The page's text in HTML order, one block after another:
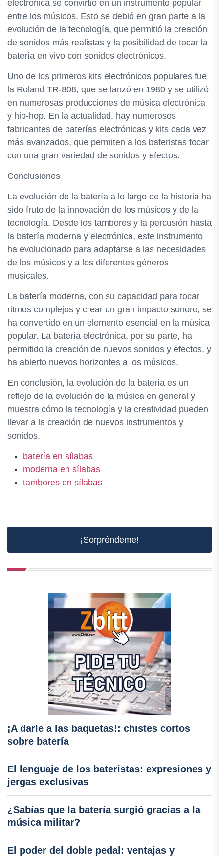
electrónica se convirtió en un instrumento popular
entre los músicos. Esto se debió en gran parte a la
evolución de la tecnología, que permitió la creación
de sonidos más realistas y la posibilidad de tocar la
batería en vivo con sonidos electrónicos.
Uno de los primeros kits electrónicos populares fue
la Roland TR-808, que se lanzó en 1980 y se utilizó
en numerosas producciones de música electrónica
y hip-hop. En la actualidad, hay numerosos
fabricantes de baterías electrónicas y kits cada vez
más avanzados, que permiten a los bateristas tocar
con una gran variedad de sonidos y efectos.
Conclusiones
La evolución de la batería a lo largo de la historia ha
sido fruto de la innovación de los músicos y de la
tecnología. Desde los tambores y la percusión hasta
la batería moderna y electrónica, este instrumento
ha evolucionado para adaptarse a las necesidades
de los músicos y a los diferentes géneros
musicales.
La batería moderna, con su capacidad para tocar
ritmos complejos y crear un gran impacto sonoro, se
ha convertido en un elemento esencial en la música
popular. La batería electrónica, por su parte, ha
permitido la creación de nuevos sonidos y efectos, y
ha abierto nuevos horizontes a los músicos.
En conclusión, la evolución de la batería es un
reflejo de la evolución de la música en general y
muestra cómo la tecnología y la creatividad pueden
llevar a la creación de nuevos instrumentos y
sonidos.
batería en sílabas
moderna en sílabas
tambores en sílabas
¡Sorpréndeme!
¡A darle a las baquetas!: chistes cortos
sobre batería
El lenguaje de los bateristas: expresiones y
jergas exclusivas
¿Sabías que la batería surgió gracias a la
música militar?
El poder del doble pedal: ventajas y